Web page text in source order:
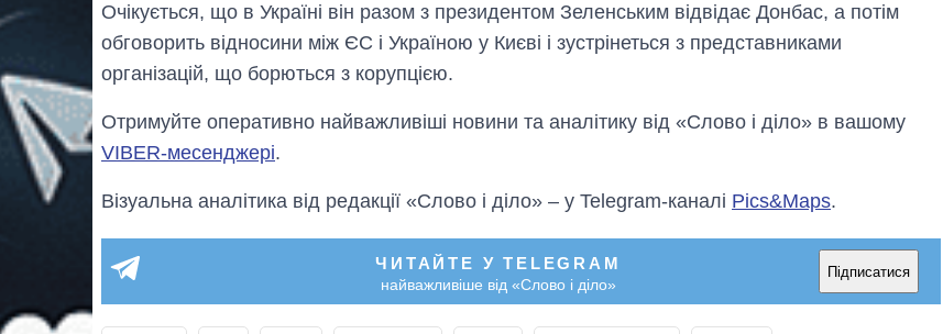
Очікується, що в Україні він разом з президентом Зеленським відвідає Донбас, а потім
обговорить відносини між ЄС і Україною у Києві і зустрінеться з представниками
організацій, що борються з корупцією.
Отримуйте оперативно найважливіші новини та аналітику від «Слово і діло» в вашому
VIBER-месенджері.
Візуальна аналітика від редакції «Слово і діло» – у Telegram-каналі Pics&Maps.
ЧИТАЙТЕ У TELEGRAM
найважливіше від «Слово і діло»
Підписатися